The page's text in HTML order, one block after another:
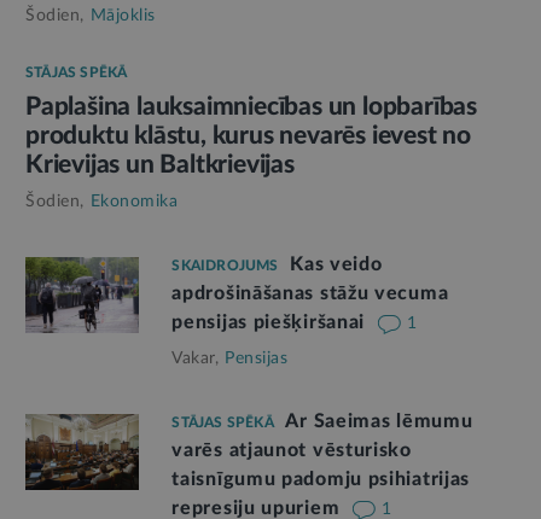
Šodien, Mājoklis
STĀJAS SPĒKĀ
Paplašina lauksaimniecības un lopbarības
produktu klāstu, kurus nevarēs ievest no
Krievijas un Baltkrievijas
Šodien, Ekonomika
SKAIDROJUMS
Kas veido
apdrošināšanas stāžu vecuma
pensijas piešķiršanai
1
Vakar, Pensijas
STĀJAS SPĒKĀ
Ar Saeimas lēmumu
varēs atjaunot vēsturisko
taisnīgumu padomju psihiatrijas
represiju upuriem
1